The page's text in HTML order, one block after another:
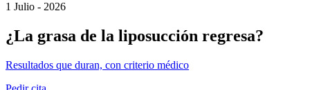
1 Julio - 2026
¿La grasa de la liposucción regresa?
Resultados que duran, con criterio médico